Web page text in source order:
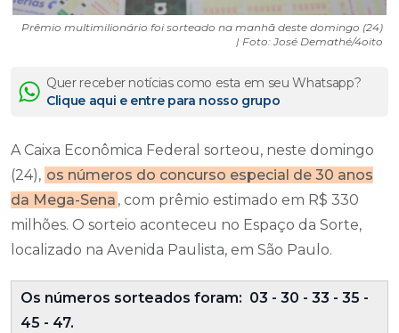
Prêmio multimilionário foi sorteado na manhã deste domingo (24)
| Foto: José Demathé/4oito
Quer receber notícias como esta em seu Whatsapp?
Clique aqui e entre para nosso grupo
A Caixa Econômica Federal sorteou, neste domingo
(24), os números do concurso especial de 30 anos
da Mega-Sena , com prêmio estimado em R$ 330
milhões. O sorteio aconteceu no Espaço da Sorte,
localizado na Avenida Paulista, em São Paulo.
Os números sorteados foram: 03 - 30 - 33 - 35 -
45 - 47.